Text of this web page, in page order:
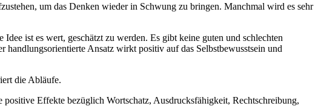
um das Denken wieder in Schwung zu bringen. Manchmal wird es sehr
ist es wert, geschätzt zu werden. Es gibt keine guten und schlechten
handlungsorientierte Ansatz wirkt positiv auf das Selbstbewusstsein und
die Abläufe.
Effekte bezüglich Wortschatz, Ausdrucksfähigkeit, Rechtschreibung,